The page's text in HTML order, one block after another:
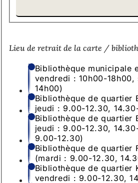
Lieu de retrait de la carte /
Bibliothèque municipale
vendredi : 10h00-18h00,
14h00)
Bibliothèque de quartier
jeudi : 9.00-12.30,
Bibliothèque de quartier
jeudi : 9.00-12.30,
9.00-12.30)
Bibliothèque de quartier
(mardi : 9.00-12.30,
Bibliothèque de quartier
vendredi : 9.00-12.30,